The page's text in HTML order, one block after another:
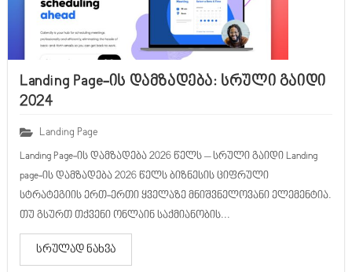
Landing Page-ის დამზადება: სრული გაიდი
2024
Landing Page
Landing Page-ის დამზადება 2026 წელს – სრული გაიდი Landing
page-ის დამზადება 2026 წელს ბიზნესის ციფრული
სტრატეგიის ერთ-ერთი ყველაზე მნიშვნელოვანი ელემენტია.
თუ გსურთ თქვენი ონლაინ საქმიანობის...
სრულად ნახვა